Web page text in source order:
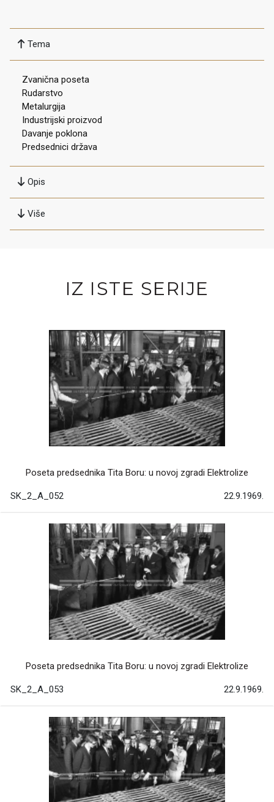
Tema
Zvanična poseta
Rudarstvo
Metalurgija
Industrijski proizvod
Davanje poklona
Predsednici država
Opis
Više
IZ ISTE SERIJE
Poseta predsednika Tita Boru: u novoj zgradi Elektrolize
SK_2_A_052 22.9.1969.
Poseta predsednika Tita Boru: u novoj zgradi Elektrolize
SK_2_A_053 22.9.1969.